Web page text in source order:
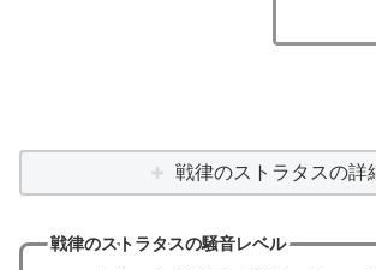
戦律のストラタスの詳
戦律のストラタスの騒音レベル